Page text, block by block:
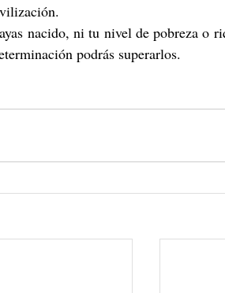
nacido, ni tu nivel de pobreza o
podrás superarlos.